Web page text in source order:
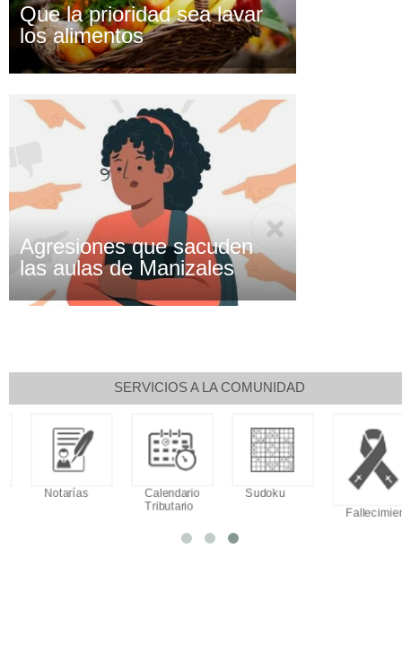
Que la prioridad sea lavar
los alimentos
Agresiones que sacuden
las aulas de Manizales
SERVICIOS A LA COMUNIDAD
Notarías
Calendario
Tributario
Sudoku
Fallecimiento